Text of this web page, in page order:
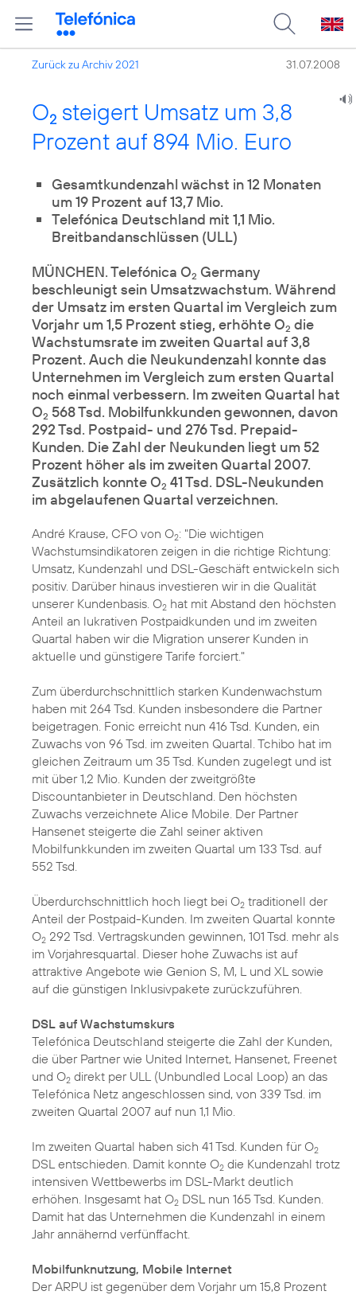
Zurück zu Archiv 2021 31.07.2008
O2 steigert Umsatz um 3,8
Prozent auf 894 Mio. Euro
Gesamtkundenzahl wächst in 12 Monaten
um 19 Prozent auf 13,7 Mio.
Telefónica Deutschland mit 1,1 Mio.
Breitbandanschlüssen (ULL)
MÜNCHEN. Telefónica O2 Germany
beschleunigt sein Umsatzwachstum. Während
der Umsatz im ersten Quartal im Vergleich zum
Vorjahr um 1,5 Prozent stieg, erhöhte O2 die
Wachstumsrate im zweiten Quartal auf 3,8
Prozent. Auch die Neukundenzahl konnte das
Unternehmen im Vergleich zum ersten Quartal
noch einmal verbessern. Im zweiten Quartal hat
O2 568 Tsd. Mobilfunkkunden gewonnen, davon
292 Tsd. Postpaid- und 276 Tsd. Prepaid-
Kunden. Die Zahl der Neukunden liegt um 52
Prozent höher als im zweiten Quartal 2007.
Zusätzlich konnte O2 41 Tsd. DSL-Neukunden
im abgelaufenen Quartal verzeichnen.
André Krause, CFO von O2: "Die wichtigen
Wachstumsindikatoren zeigen in die richtige Richtung:
Umsatz, Kundenzahl und DSL-Geschäft entwickeln sich
positiv. Darüber hinaus investieren wir in die Qualität
unserer Kundenbasis. O2 hat mit Abstand den höchsten
Anteil an lukrativen Postpaidkunden und im zweiten
Quartal haben wir die Migration unserer Kunden in
aktuelle und günstigere Tarife forciert."
Zum überdurchschnittlich starken Kundenwachstum
haben mit 264 Tsd. Kunden insbesondere die Partner
beigetragen. Fonic erreicht nun 416 Tsd. Kunden, ein
Zuwachs von 96 Tsd. im zweiten Quartal. Tchibo hat im
gleichen Zeitraum um 35 Tsd. Kunden zugelegt und ist
mit über 1,2 Mio. Kunden der zweitgrößte
Discountanbieter in Deutschland. Den höchsten
Zuwachs verzeichnete Alice Mobile. Der Partner
Hansenet steigerte die Zahl seiner aktiven
Mobilfunkkunden im zweiten Quartal um 133 Tsd. auf
552 Tsd.
Überdurchschnittlich hoch liegt bei O2 traditionell der
Anteil der Postpaid-Kunden. Im zweiten Quartal konnte
O2 292 Tsd. Vertragskunden gewinnen, 101 Tsd. mehr als
im Vorjahresquartal. Dieser hohe Zuwachs ist auf
attraktive Angebote wie Genion S, M, L und XL sowie
auf die günstigen Inklusivpakete zurückzuführen.
DSL auf Wachstumskurs
Telefónica Deutschland steigerte die Zahl der Kunden,
die über Partner wie United Internet, Hansenet, Freenet
und O2 direkt per ULL (Unbundled Local Loop) an das
Telefónica Netz angeschlossen sind, von 339 Tsd. im
zweiten Quartal 2007 auf nun 1,1 Mio.
Im zweiten Quartal haben sich 41 Tsd. Kunden für O2
DSL entschieden. Damit konnte O2 die Kundenzahl trotz
intensiven Wettbewerbs im DSL-Markt deutlich
erhöhen. Insgesamt hat O2 DSL nun 165 Tsd. Kunden.
Damit hat das Unternehmen die Kundenzahl in einem
Jahr annähernd verfünffacht.
Mobilfunknutzung, Mobile Internet
Der ARPU ist gegenüber dem Vorjahr um 15,8 Prozent